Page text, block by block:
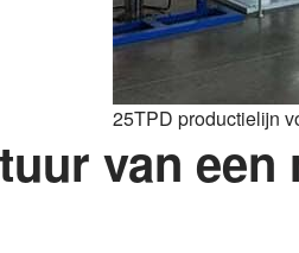
25TPD productielijn
van